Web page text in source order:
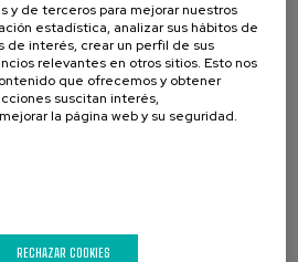
y de terceros para mejorar nuestros
estadística, analizar sus hábitos de
de interés, crear un perfil de sus
relevantes en otros sitios. Esto nos
que ofrecemos y obtener
suscitan interés,
la página web y su seguridad.
RECHAZAR COOKIES